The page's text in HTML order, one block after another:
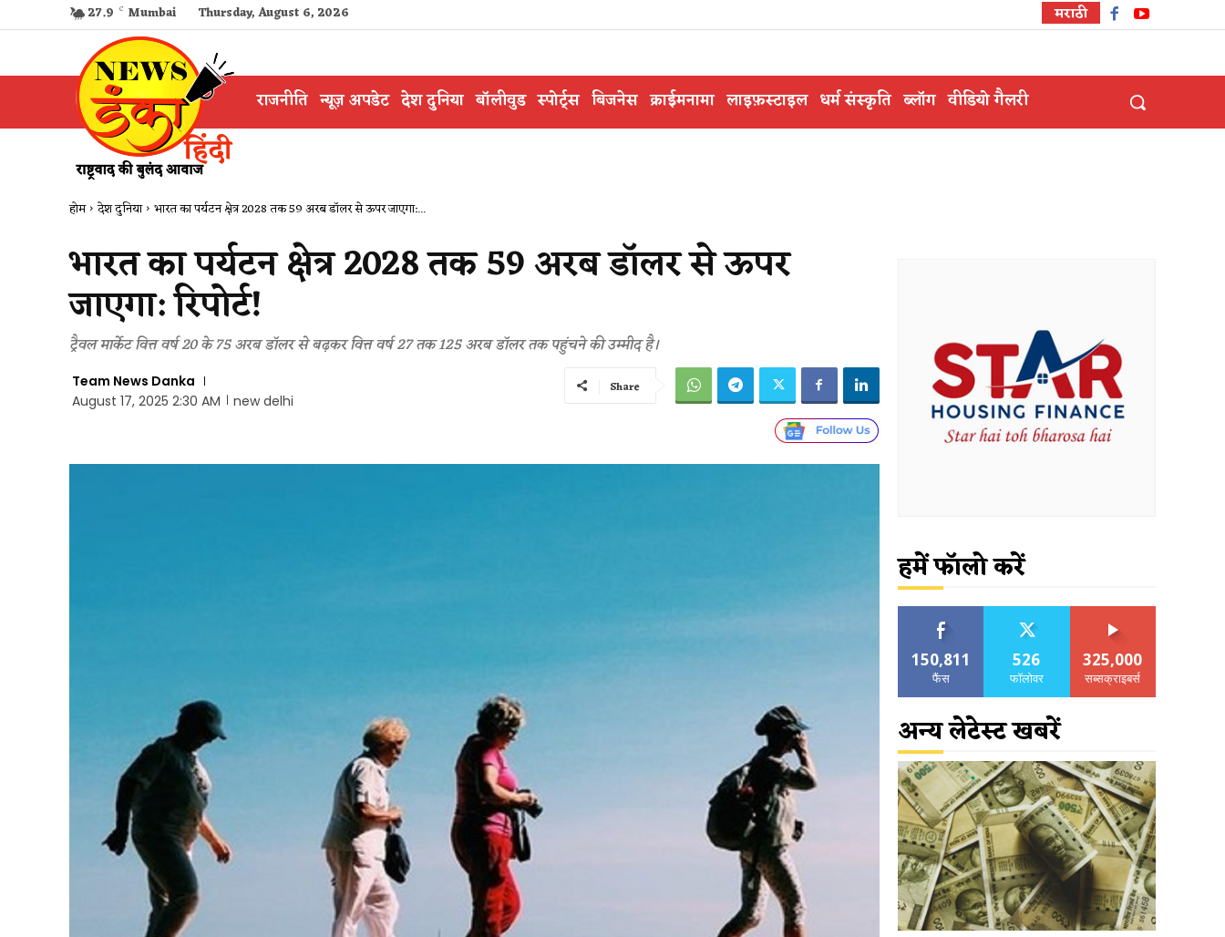
27.9 C Mumbai Thursday, August 6, 2026 मराठी
राजनीति न्यूज़ अपडेट देश दुनिया बॉलीवुड स्पोर्ट्स बिजनेस क्राईमनामा लाइफ़स्टाइल धर्म संस्कृति ब्लॉग वीडियो गैलरी
होम देश दुनिया भारत का पर्यटन क्षेत्र 2028 तक 59 अरब डॉलर से ऊपर जाएगा:...
भारत का पर्यटन क्षेत्र 2028 तक 59 अरब डॉलर से ऊपर
जाएगा: रिपोर्ट!
ट्रैवल मार्केट वित्त वर्ष 20 के 75 अरब डॉलर से बढ़कर वित्त वर्ष 27 तक 125 अरब डॉलर तक पहुंचने की उम्मीद है।
Team News Danka
August 17, 2025 2:30 AM
new delhi
Share
हमें फॉलो करें
150,811
फैंस
526
फॉलोवर
325,000
सब्सक्राइबर्स
अन्य लेटेस्ट खबरें